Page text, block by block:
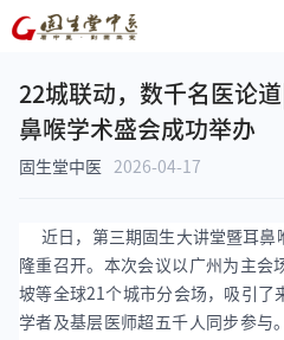
22城联动，数千名医论
鼻喉学术盛会成功举办
固生堂中医 2026-04-17
近日，第三期固生大讲堂暨耳鼻
隆重召开。本次会议以广州为主会
坡等全球21个城市分会场，吸引了
学者及基层医师超五千人同步参与